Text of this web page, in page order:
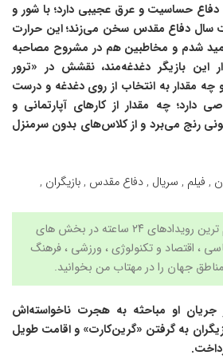
دفاع‌ حساسیت و عرق عجیبی دارد؛ با شور و
شعف راجع به دوران هشت سال دفاع مقدس سخن می‌‎زند؛ این حرارت
شدم و مخاطبین هم در مشروح مصاحبه
این بازیگر دغدغه‌مند، نقشش در «ترور
چه مقدار به انتخاب از روی دغدغه و درست
دارد؛ چه مقدار از کارهای آپارتمانی و
رنج می‌برد و از کلاس‌های بدون سرمنزل
جدیدترین اخبار و مهم ترین رویدادهای ۲۴ ساعته در بخش های
، اقتصاد و تکنولوژی، ورزشی ، فرهنگ
مناطق جهان را در مهتاب من بخوانید.
جریان او مباحثه به هجرت ناخواسته‌اش
به گرفتن «گرین‌کارت» و اقامت طویل